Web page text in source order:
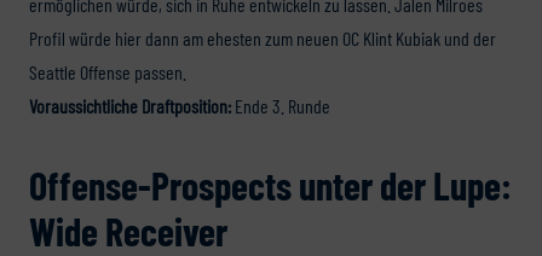
Profil würde hier dann am ehesten zum neuen OC Klint Kubiak und der
Seattle Offense passen.
Voraussichtliche Draftposition: Ende 3. Runde
Offense-Prospects unter der Lupe:
Wide Receiver